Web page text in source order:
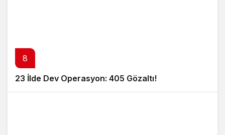
8
23 İlde Dev Operasyon: 405 Gözaltı!